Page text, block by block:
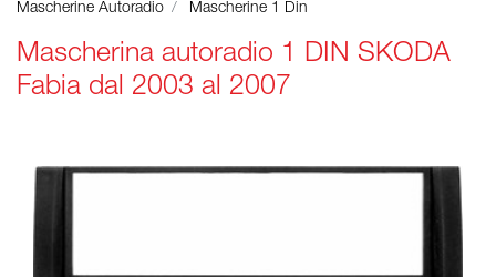
Mascherine Autoradio Mascherine 1 Din
Mascherina autoradio 1 DIN SKODA
Fabia dal 2003 al 2007